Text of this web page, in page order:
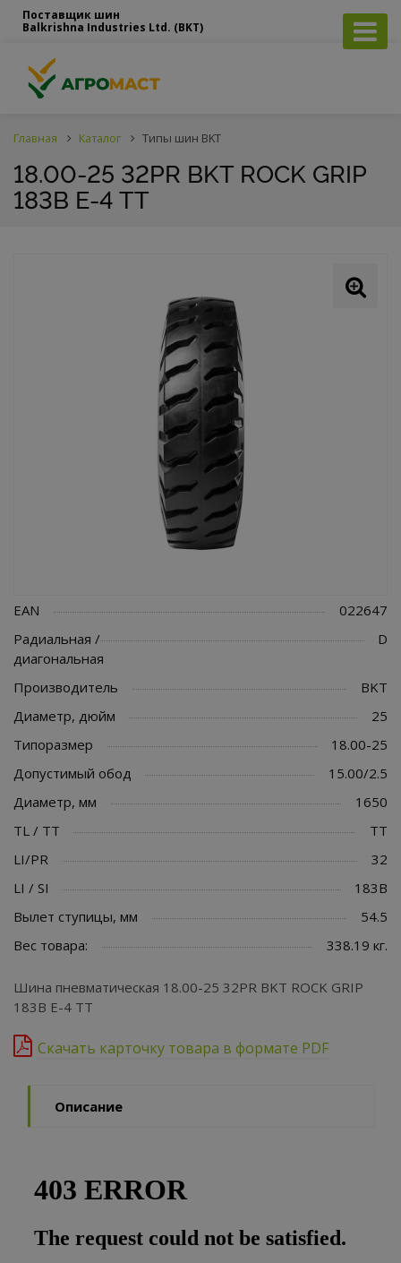
Поставщик шин
Balkrishna Industries Ltd. (BKT)
Главная Каталог Типы шин BKT
18.00-25 32PR BKT ROCK GRIP
183B E-4 TT
EAN
022647
Радиальная /
диагональная
D
Производитель
BKT
Диаметр, дюйм
25
Типоразмер
18.00-25
Допустимый обод
15.00/2.5
Диаметр, мм
1650
TL / TT
TT
LI/PR
32
LI / SI
183B
Вылет ступицы, мм
54.5
Вес товара:
338.19 кг.
Шина пневматическая 18.00-25 32PR BKT ROCK GRIP
183B E-4 TT
Скачать карточку товара в формате PDF
Описание